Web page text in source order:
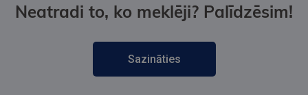
Neatradi to, ko meklēji? Palīdzēsim!
Sazināties